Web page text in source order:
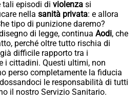
tali episodi di violenza si
nella sanità privata: e allora
tipo di punizione daremo?
di legge, continua Aodi, che
perché oltre tutto rischia di
difficile rapporto tra i
i cittadini. Questi ultimi, non
perso completamente la fiducia
le responsabilità di tutti
il nostro Servizio Sanitario.